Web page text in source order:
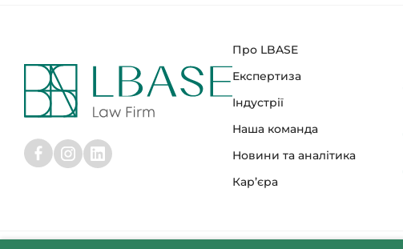
Про LBASE
Експертиза
Індустрії
Наша команда
Новини та аналітика
Кар’єра